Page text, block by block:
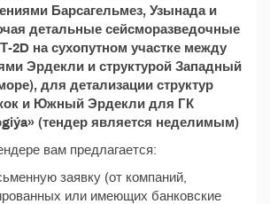
Барсагельмез, Узынада и
детальные сейсморазведочные
2D на сухопутном участке между
Эрдекли и структурой Западный
для детализации структур
и Южный Эрдекли для ГК
(тендер является неделимым)
вам предлагается:
заявку (от компаний,
или имеющих банковские